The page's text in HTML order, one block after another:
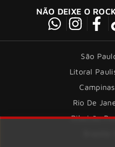
NÃO DEIXE O
São
Litoral
Rio De
Ribeirão